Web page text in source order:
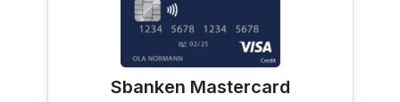
Sbanken Mastercard